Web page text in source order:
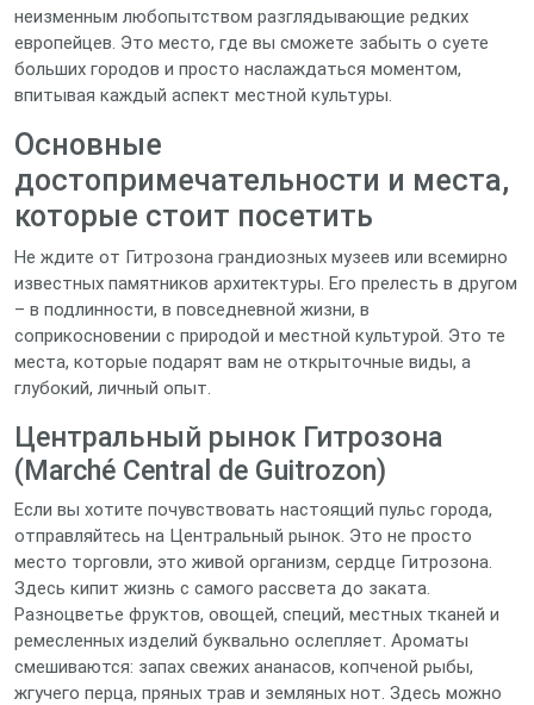
неизменным любопытством разглядывающие редких
европейцев. Это место, где вы сможете забыть о суете
больших городов и просто наслаждаться моментом,
впитывая каждый аспект местной культуры.
Основные
достопримечательности и места,
которые стоит посетить
Не ждите от Гитрозона грандиозных музеев или всемирно
известных памятников архитектуры. Его прелесть в другом
– в подлинности, в повседневной жизни, в
соприкосновении с природой и местной культурой. Это те
места, которые подарят вам не открыточные виды, а
глубокий, личный опыт.
Центральный рынок Гитрозона
(Marché Central de Guitrozon)
Если вы хотите почувствовать настоящий пульс города,
отправляйтесь на Центральный рынок. Это не просто
место торговли, это живой организм, сердце Гитрозона.
Здесь кипит жизнь с самого рассвета до заката.
Разноцветье фруктов, овощей, специй, местных тканей и
ремесленных изделий буквально ослепляет. Ароматы
смешиваются: запах свежих ананасов, копченой рыбы,
жгучего перца, пряных трав и земляных нот. Здесь можно